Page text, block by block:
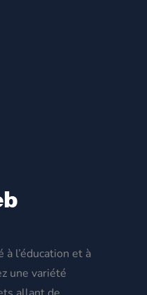
l’éducation et à
une variété